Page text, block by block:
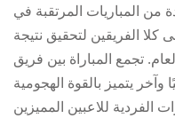
من المباريات المرتقبة في
كلا الفريقين لتحقيق نتيجة
تجمع المباراة بين فريق
وآخر يتميز بالقوة الهجومية